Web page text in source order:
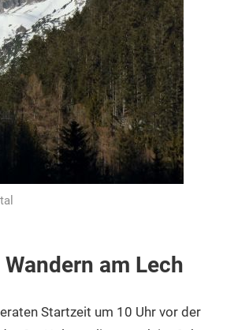
am Lech
Startzeit um 10 Uhr vor der